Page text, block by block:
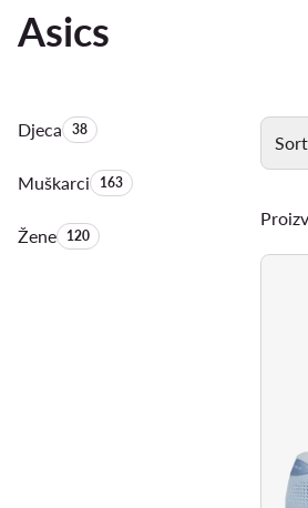
Asics
DjecaKoličina proizvoda:
38
MuškarciKoličina proizvoda:
163
ŽeneKoličina proizvoda:
120